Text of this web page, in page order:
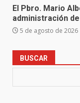
El Pbro. Mario
administración
5 de agosto de 2026
BUSCAR